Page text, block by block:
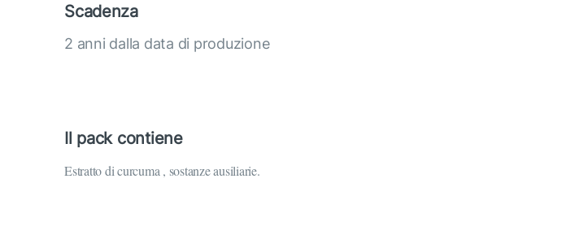
Scadenza
2 anni dalla data di produzione
Il pack contiene
Estratto di curcuma , sostanze ausiliarie.